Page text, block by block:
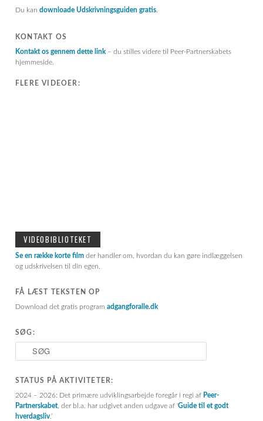
Du kan downloade Udskrivningsguiden gratis
KONTAKT OS
Kontakt os gennem dette link – du stilles videre til Peer-Partnerskabets
hjemmeside.
FLERE VIDEOER:
VIDEOBIBLIOTEKET
Se en række korte film der handler om, hvordan du kan gøre indlæggelsen
og udskrivelsen til din egen.
FÅ LÆST TEKSTEN OP
Download det gratis program adgangforalle.dk
SØG:
STATUS PÅ AKTIVITETER:
2024 – 2026: Det primære udviklingsarbejde foregår i regi af Peer-
Partnerskabet, der bl.a. har udgivet anden udgave af ‘Guide til et godt
hverdagsliv.’